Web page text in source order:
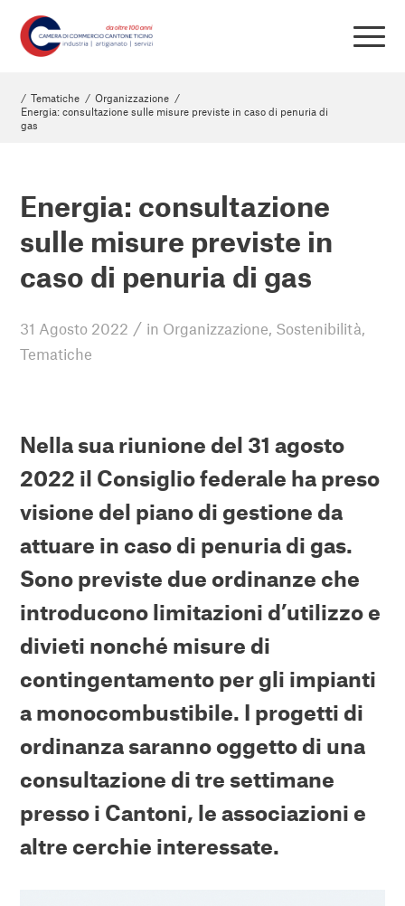
/ Tematiche / Organizzazione /
Energia: consultazione sulle misure previste in caso di penuria di
gas
Energia: consultazione
sulle misure previste in
caso di penuria di gas
31 Agosto 2022 / in Organizzazione, Sostenibilità,
Tematiche
Nella sua riunione del 31 agosto
2022 il Consiglio federale ha preso
visione del piano di gestione da
attuare in caso di penuria di gas.
Sono previste due ordinanze che
introducono limitazioni d’utilizzo e
divieti nonché misure di
contingentamento per gli impianti
a monocombustibile. I progetti di
ordinanza saranno oggetto di una
consultazione di tre settimane
presso i Cantoni, le associazioni e
altre cerchie interessate.